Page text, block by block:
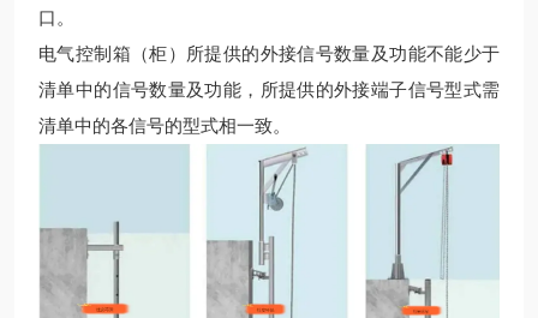
口。
电气控制箱（柜）所提供的外接信号数量及功能不能少于
清单中的信号数量及功能，所提供的外接端子信号型式需
清单中的各信号的型式相一致。